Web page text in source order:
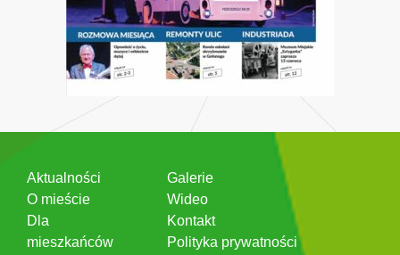
Aktualności
O mieście
Dla
mieszkańców
Galerie
Wideo
Kontakt
Polityka prywatności